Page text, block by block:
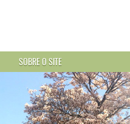
SOBRE O SITE